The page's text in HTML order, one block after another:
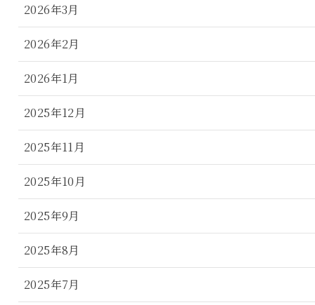
2026年3月
2026年2月
2026年1月
2025年12月
2025年11月
2025年10月
2025年9月
2025年8月
2025年7月